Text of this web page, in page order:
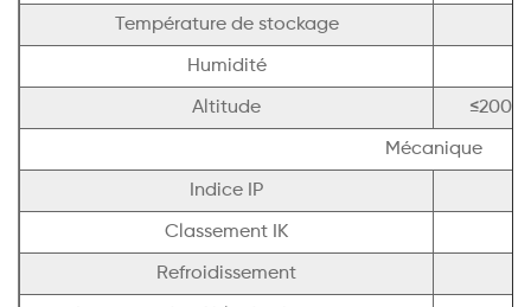
Température de stockage
Humidité
Altitude
Mécanique
Indice IP
Classement IK
Refroidissement